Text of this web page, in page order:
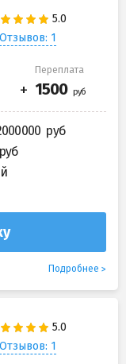
Отзывов: 1
Переплата
Подробнее
Отзывов: 1